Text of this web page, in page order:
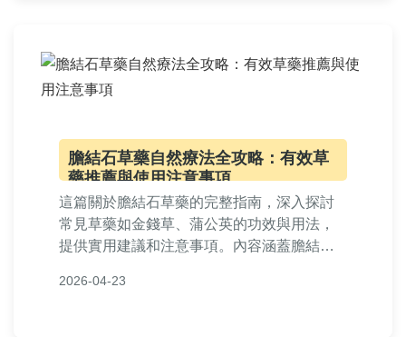
膽結石草藥自然療法全攻略：有效草
藥推薦與使用注意事項
這篇關於膽結石草藥的完整指南，深入探討
常見草藥如金錢草、蒲公英的功效與用法，
提供實用建議和注意事項。內容涵蓋膽結石
及常見問答，幫助您安全地嘗試自然療法。
2026-04-23